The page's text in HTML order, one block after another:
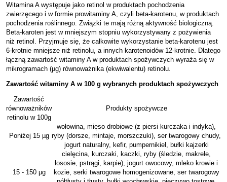
Witamina A występuje jako retinol w produktach pochodzenia
zwierzęcego i w formie prowitaminy A, czyli beta-karotenu, w produktach
pochodzenia roślinnego. Związki te mają różną aktywność biologiczną.
Beta-karoten jest w mniejszym stopniu wykorzystywany z pożywienia
niż retinol. Przyjmuje się, że całkowite wykorzystanie beta-karotenu jest
6-krotnie mniejsze niż retinolu, a innych karotenoidów 12-krotnie. Dlatego
łączną zawartość witaminy A w produktach spożywczych wyraża się w
mikrogramach (µg) równoważnika (ekwiwalentu) retinolu.
Zawartość witaminy A w 100 g wybranych produktach spożywczych
Zawartość
równoważników
retinolu w 100g
Produkty spożywcze
Poniżej 15 µg
wołowina, mięso drobiowe (z piersi kurczaka i indyka),
ryby (dorsze, mintaje, morszczuki), ser twarogowy chudy,
jogurt naturalny, kefir, pumpernikiel, bułki kajzerki
15 - 150 µg
cielęcina, kurczaki, kaczki, ryby (śledzie, makrele,
łososie, pstrągi, karpie), jogurt owocowy, mleko krowie i
kozie, serki twarogowe homogenizowane, ser twarogowy